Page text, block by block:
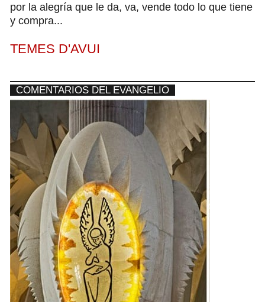
por la alegría que le da, va, vende todo lo que tiene
y compra...
TEMES D'AVUI
COMENTARIOS DEL EVANGELIO